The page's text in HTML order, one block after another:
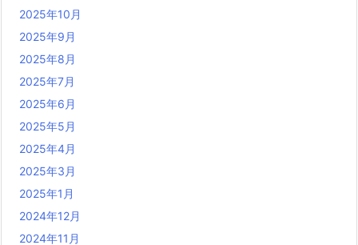
2025年10月
2025年9月
2025年8月
2025年7月
2025年6月
2025年5月
2025年4月
2025年3月
2025年1月
2024年12月
2024年11月